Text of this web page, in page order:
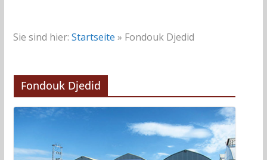
Sie sind hier: Startseite » Fondouk Djedid
Fondouk Djedid